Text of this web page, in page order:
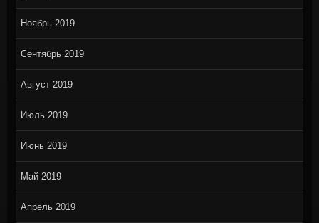
Ноябрь 2019
Сентябрь 2019
Август 2019
Июль 2019
Июнь 2019
Май 2019
Апрель 2019